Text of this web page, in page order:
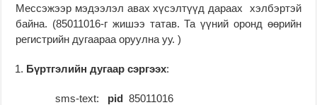
Мессэжээр мэдээлэл авах хүсэлтүүд дараах хэлбэртэй
байна. (85011016-г жишээ татав. Та үүний оронд өөрийн
регистрийн дугаараа оруулна уу. )
Бүртгэлийн дугаар сэргээх:
sms-text: pid 85011016